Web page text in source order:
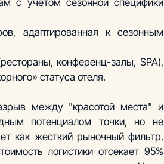
адаптированная к сезонным
конференц-залы, SPA),
статуса отеля.
между "красотой места" и
потенциалом точки, но не
как жесткий рыночный фильтр.
логистики отсекает 95%